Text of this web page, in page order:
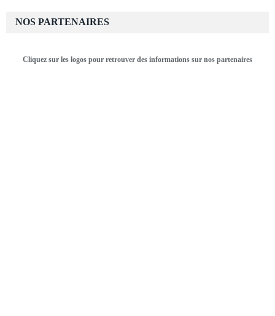
NOS PARTENAIRES
Cliquez sur les logos pour retrouver des informations sur nos partenaires